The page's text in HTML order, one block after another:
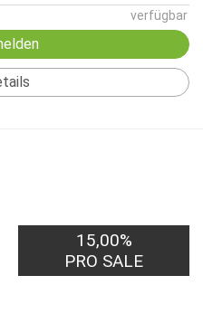
verfügbar
15,00%
PRO SALE